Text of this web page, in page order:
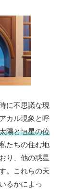
に不思議な現
カル現象と呼
陽と恒星の位
たちの住む地
り、他の惑星
。これらの天
るかによっ